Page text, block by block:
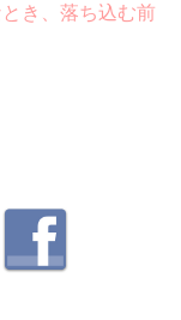
き、落ち込む前